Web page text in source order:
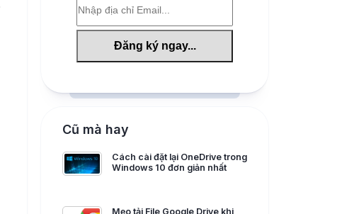
Cũ mà hay
Cách cài đặt lại OneDrive trong
Windows 10 đơn giản nhất
Mẹo tải File Google Drive khi